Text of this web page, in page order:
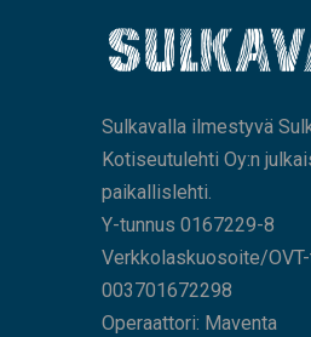
Sulkavalla ilmestyvä
Kotiseutulehti Oy:n
paikallislehti.
Y-tunnus 0167229-8
Verkkolaskuosoite/OVT-
003701672298
Operaattori: Maventa